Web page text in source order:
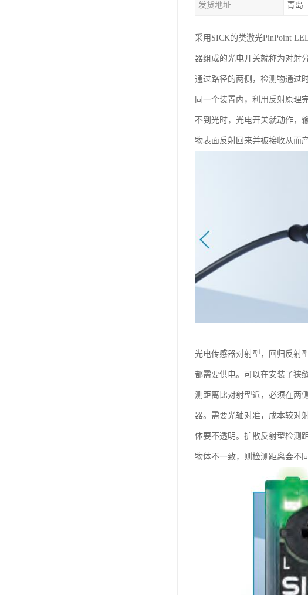
发货地址 青岛
采用SICK的类激光PinPoint
器组成的光电开关就称为对射
通过路径的两侧，检测物通过
同一个装置内，利用反射原理
不到光时，光电开关就动作，
物表面反射回来并被接收从而
光电传感器对射型，回归反射
都需要供电。可以在安装了狭
测距离比对射型近，必须在两
器。需要光轴对准，成本较对
体要不透明。扩散反射型检测
物体不一致，则检测距离会不